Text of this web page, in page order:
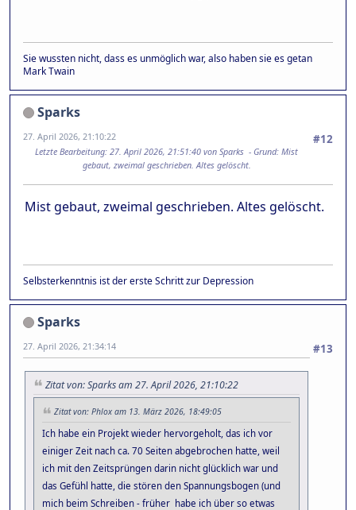
Sie wussten nicht, dass es unmöglich war, also haben sie es getan
Mark Twain
Sparks
#12
27. April 2026, 21:10:22
Letzte Bearbeitung: 27. April 2026, 21:51:40 von Sparks Grund: Mist
gebaut, zweimal geschrieben. Altes gelöscht.
Mist gebaut, zweimal geschrieben. Altes gelöscht.
Selbsterkenntnis ist der erste Schritt zur Depression
Sparks
#13
27. April 2026, 21:34:14
Zitat von: Sparks am 27. April 2026, 21:10:22
Zitat von: Phlox am 13. März 2026, 18:49:05
Ich habe ein Projekt wieder hervorgeholt, das ich vor
einiger Zeit nach ca. 70 Seiten abgebrochen hatte, weil
ich mit den Zeitsprüngen darin nicht glücklich war und
das Gefühl hatte, die stören den Spannungsbogen (und
mich beim Schreiben - früher habe ich über so etwas